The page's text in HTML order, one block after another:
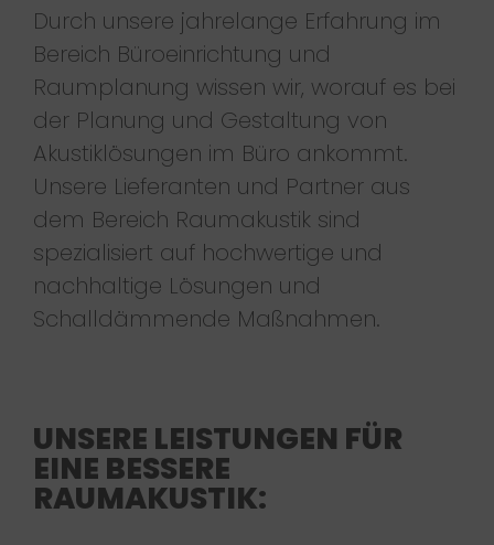
Durch unsere jahrelange Erfahrung im
Bereich Büroeinrichtung und
Raumplanung wissen wir, worauf es bei
der Planung und Gestaltung von
Akustiklösungen im Büro ankommt.
Unsere Lieferanten und Partner aus
dem Bereich Raumakustik sind
spezialisiert auf hochwertige und
nachhaltige Lösungen und
Schalldämmende Maßnahmen.
UNSERE LEISTUNGEN FÜR
EINE BESSERE
RAUMAKUSTIK: